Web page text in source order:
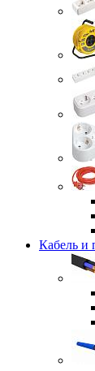
Кабель и